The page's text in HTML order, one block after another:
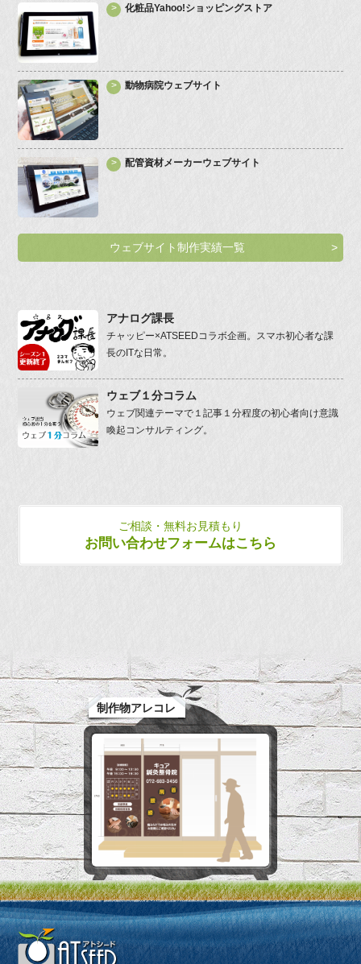
化粧品Yahoo!ショッピングストア
動物病院ウェブサイト
配管資材メーカーウェブサイト
ウェブサイト制作実績一覧
アナログ課長
チャッピー×ATSEEDコラボ企画。スマホ初心者な課
長のITな日常。
ウェブ１分コラム
ウェブ関連テーマで１記事１分程度の初心者向け意識
喚起コンサルティング。
ご相談・無料お見積もり
お問い合わせフォームはこちら
制作物アレコレ